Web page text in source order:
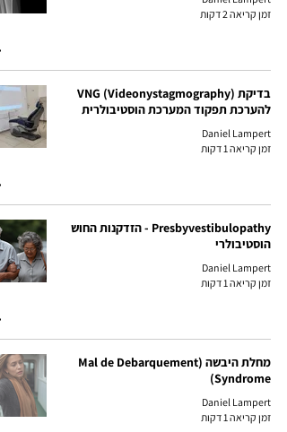
זמן קריאה 2 דקות
בדיקת VNG (Videonystagmography)
להערכת תפקוד המערכת הוסטיבולרית
Daniel Lampert
זמן קריאה 1 דקות
Presbyvestibulopathy - הזדקנות החוש
הוסטיבולרי
Daniel Lampert
זמן קריאה 1 דקות
מחלת היבשה (Mal de Debarquement
Syndrome)
Daniel Lampert
זמן קריאה 1 דקות